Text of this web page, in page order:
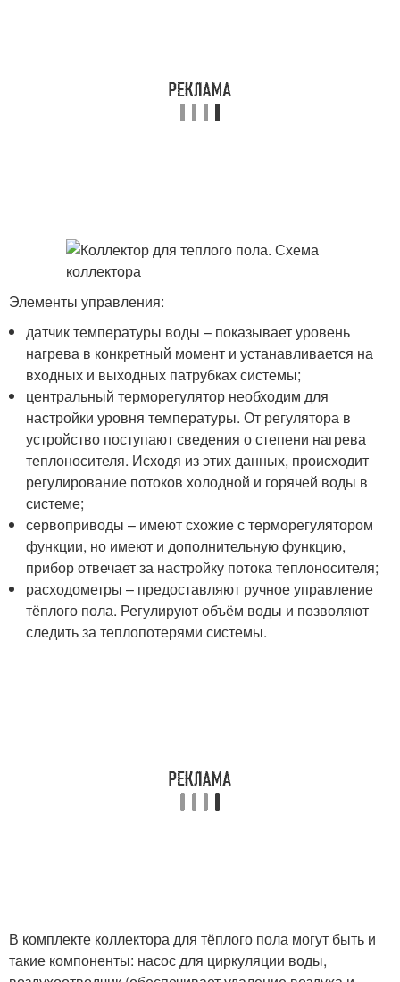
Элементы управления:
датчик температуры воды – показывает уровень
нагрева в конкретный момент и устанавливается на
входных и выходных патрубках системы;
центральный терморегулятор необходим для
настройки уровня температуры. От регулятора в
устройство поступают сведения о степени нагрева
теплоносителя. Исходя из этих данных, происходит
регулирование потоков холодной и горячей воды в
системе;
сервоприводы – имеют схожие с терморегулятором
функции, но имеют и дополнительную функцию,
прибор отвечает за настройку потока теплоносителя;
расходометры – предоставляют ручное управление
тёплого пола. Регулируют объём воды и позволяют
следить за теплопотерями системы.
В комплекте коллектора для тёплого пола могут быть и
такие компоненты: насос для циркуляции воды,